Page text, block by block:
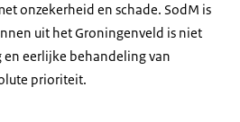
onzekerheid en schade. SodM is
uit het Groningenveld is niet
en eerlijke behandeling van
prioriteit.